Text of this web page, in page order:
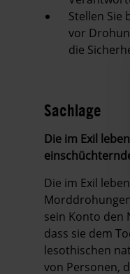
Stellen Sie
vor
die
Sachlage
Die im Exil
Die im Exil
sein Konto den
dass sie dem
lesothischen
von Personen,